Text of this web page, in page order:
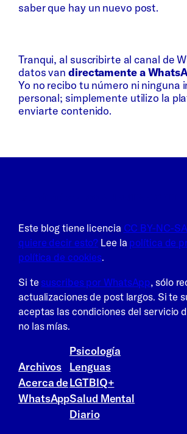
saber que hay un nuevo post.
Tranqui, al suscribirte al canal de
datos vandirectamente a
Yo no recibo tu número ni ninguna
personal; simplemente utilizo la
enviarte contenido.
Este blog tiene licencia CC BY-NC-
quiere decir esto? Lee la política de
política de cookies.
Si te suscribes por WhatsApp, sólo
actualizaciones de post largos. Si te
aceptas las condiciones del servicio
no las mías.
Archivos
Acerca de
WhatsApp
Psicología
Lenguas
LGTBIQ+
Salud Mental
Diario